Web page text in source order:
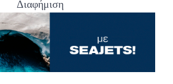
Διαφήμιση